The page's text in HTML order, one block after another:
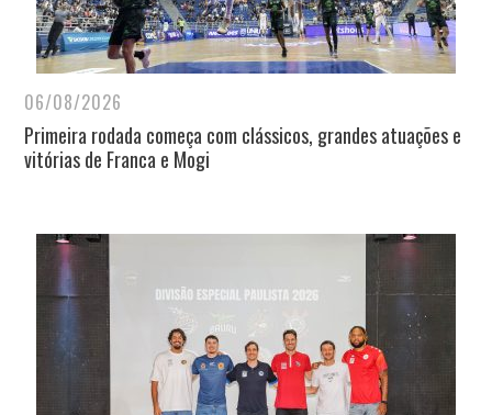
06/08/2026
Primeira rodada começa com clássicos, grandes atuações e
vitórias de Franca e Mogi